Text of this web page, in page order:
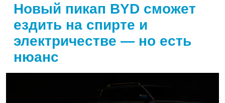
Новый пикап BYD сможет
ездить на спирте и
электричестве — но есть
нюанс